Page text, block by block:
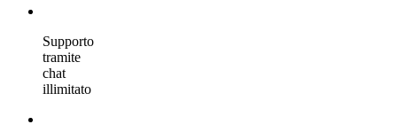
Supporto
tramite
chat
illimitato